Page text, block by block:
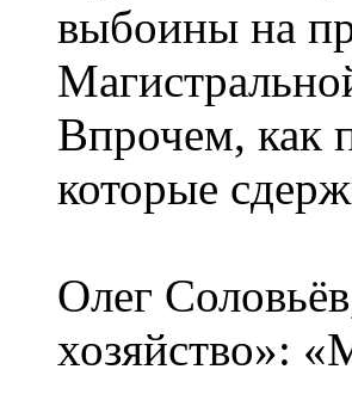
выбоины на
Впрочем, как
которые
Олег
хозяйство»: